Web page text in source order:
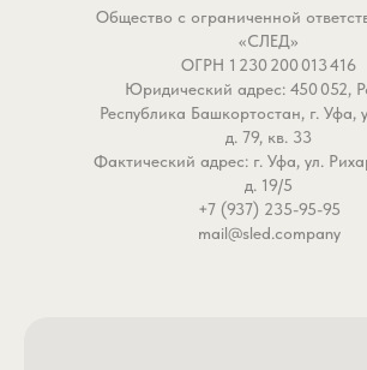
Общество с ограниченной
«СЛЕД»
ОГРН 1 230 200 013 416
Юридический адрес: 450 052,
Республика Башкортостан, г. Уфа,
д. 79, кв. 33
Фактический адрес: г. Уфа, ул.
д. 19/5
+7 (937) 235-95-95
mail@sled.company